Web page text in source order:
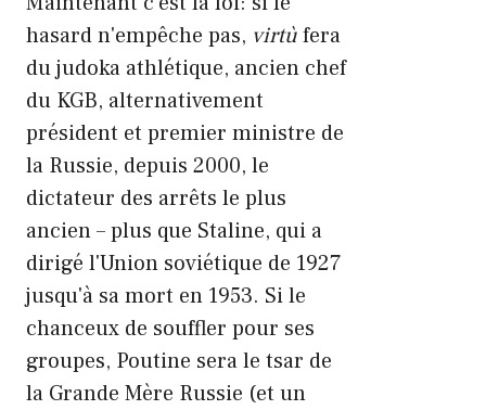
hasard n'empêche pas, virtùfera
du judoka athlétique, ancien chef
du KGB, alternativement
président et premier ministre de
la Russie, depuis 2000, le
dictateur des arrêts le plus
ancien – plus que Staline, qui a
dirigé l'Union soviétique de 1927
jusqu'à sa mort en 1953. Si le
chanceux de souffler pour ses
groupes, Poutine sera le tsar de
la Grande Mère Russie (et un